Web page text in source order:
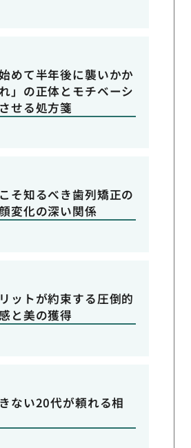
めて半年後に襲いかか
」の正体とモチベーシ
せる処方箋
そ知るべき歯列矯正の
変化の深い関係
ットが約束する圧倒的
と美の獲得
ない20代が頼れる相